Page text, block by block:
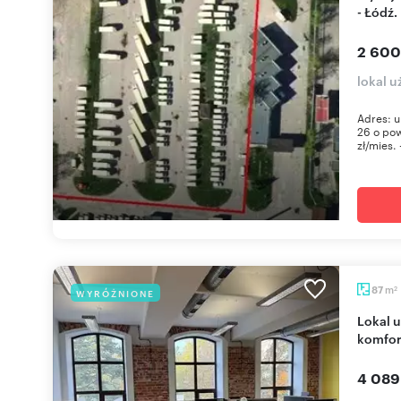
- Łódź.
2
lokal
Adres:
26 o
zł/mies.
WYRÓŻNIONE 87 m2
Lokal użytkowy na Piotrkowskiej 87 m2 – prestiż i
4